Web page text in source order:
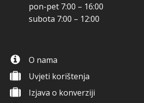
pon-pet 7:00 – 16:00
subota 7:00 – 12:00
O nama
Uvjeti korištenja
Izjava o konverziji